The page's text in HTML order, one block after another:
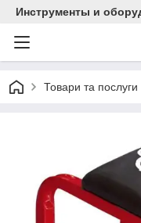
Инструменты и
Товари та послуги